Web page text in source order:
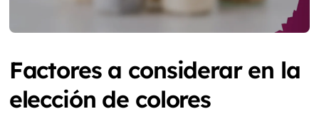
Factores a considerar en la
elección de colores